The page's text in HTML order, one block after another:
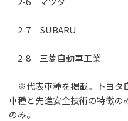
2-7 SUBARU
2-8 三菱自動車工業
※代表車種を掲載。トヨタ
車種と先進安全技術の特徴の
のみ。